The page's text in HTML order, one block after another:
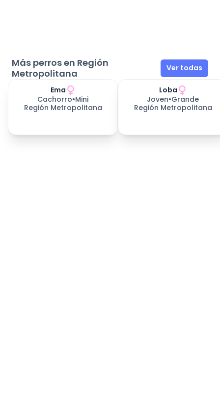
Más perros en Región
Metropolitana
Ver todas
Ema
Cachorro•Mini
Región Metropolitana
Loba
Joven•Grande
Región Metropolitana